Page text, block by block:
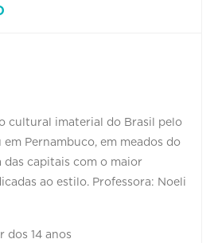
cultural imaterial do Brasil pelo
em Pernambuco, em meados do
das capitais com o maior
ao estilo. Professora: Noeli
dos 14 anos